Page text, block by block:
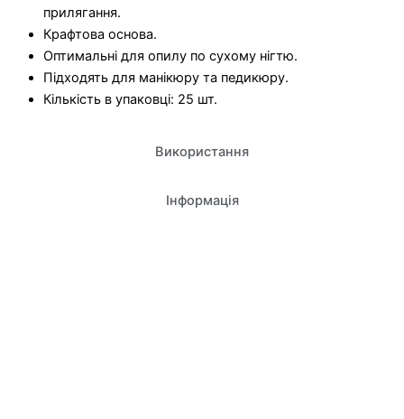
Використання
Інформація
прилягання.
Крафтова основа.
Оптимальні для опилу по сухому нігтю.
Підходять для манікюру та педикюру.
Кількість в упаковці: 25 шт.